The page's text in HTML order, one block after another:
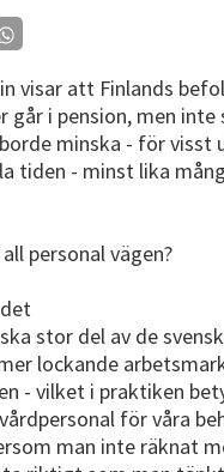
visar att Finlands
går i pension, men inte
minska - för visst
tiden - minst lika
personal vägen?
stor del av de
lockande
- vilket i praktiken
för våra
man inte räknat